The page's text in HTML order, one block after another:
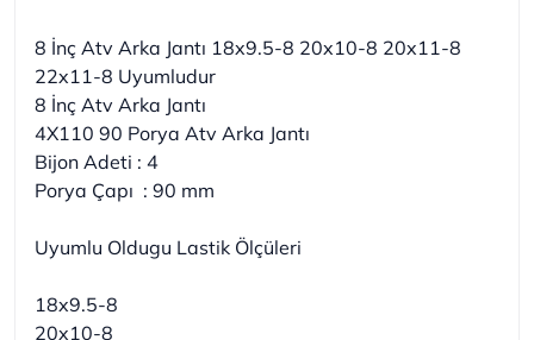
8 İnç Atv Arka Jantı 18x9.5-8 20x10-8 20x11-8
22x11-8 Uyumludur
8 İnç Atv Arka Jantı
4X110 90 Porya Atv Arka Jantı
Bijon Adeti : 4
Porya Çapı : 90 mm
Uyumlu Oldugu Lastik Ölçüleri
18x9.5-8
20x10-8